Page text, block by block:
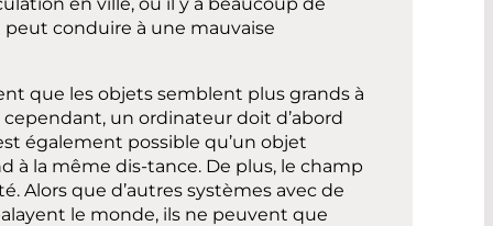
conduire à une mauvaise
que les objets semblent plus grands à
cependant, un ordinateur doit d’abord
également possible qu’un objet
à la même dis-tance. De plus, le champ
Alors que d’autres systèmes avec de
le monde, ils ne peuvent que